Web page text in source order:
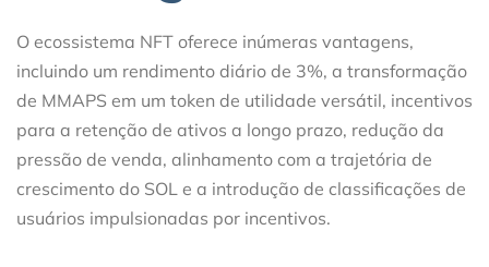
O ecossistema NFT oferece inúmeras vantagens,
incluindo um rendimento diário de 3%, a transformação
de MMAPS em um token de utilidade versátil, incentivos
para a retenção de ativos a longo prazo, redução da
pressão de venda, alinhamento com a trajetória de
crescimento do SOL e a introdução de classificações de
usuários impulsionadas por incentivos.